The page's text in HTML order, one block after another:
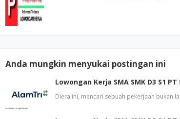
Anda mungkin menyukai postingan ini
Lowongan Kerja SMA SMK D3 S1
Diera ini, mencari sebuah pekerjaan bukan